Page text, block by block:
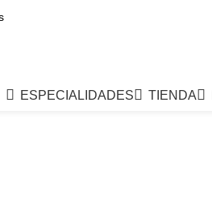
ESPECIALIDADES TIENDA